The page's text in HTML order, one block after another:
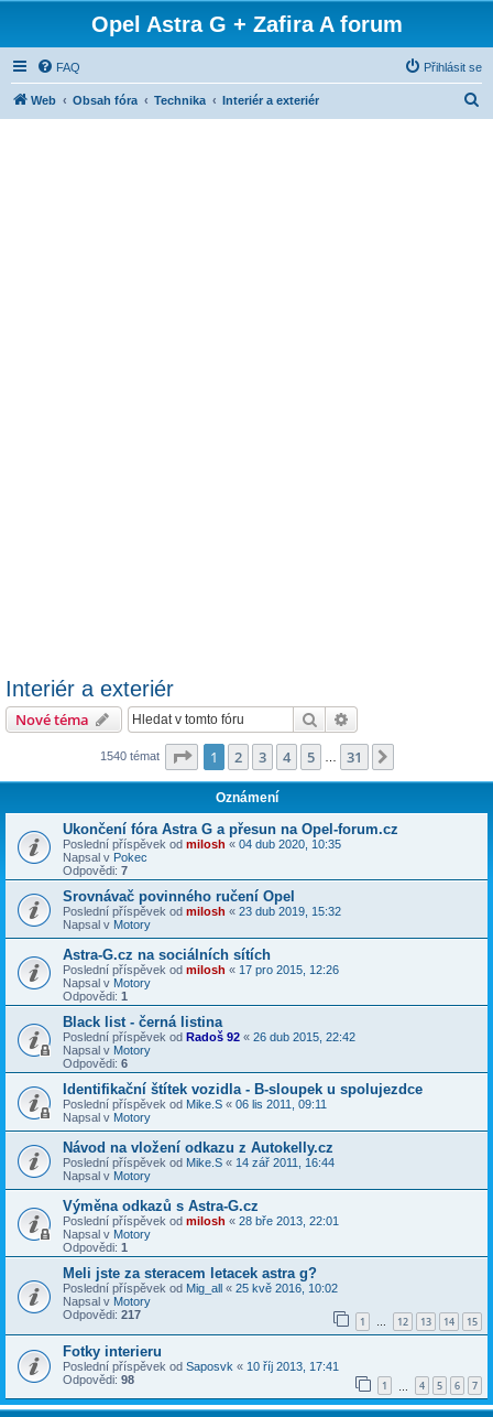
Opel Astra G + Zafira A forum
FAQ Přihlásit se
Web Obsah fóra Technika Interiér a exteriér
Interiér a exteriér
Nové téma Hledat
1540 témat Stránka z 31
1 2 3 4 5 31
Oznámení
Ukončení fóra Astra G a přesun na Opel-forum.cz
Poslední příspěvek od milosh « 04 dub 2020, 10:35
Napsal v Pokec
Odpovědi: 7
Srovnávač povinného ručení Opel
Poslední příspěvek od milosh « 23 dub 2019, 15:32
Napsal v Motory
Astra-G.cz na sociálních sítích
Poslední příspěvek od milosh « 17 pro 2015, 12:26
Napsal v Motory
Odpovědi: 1
Black list - černá listina
Poslední příspěvek od Radoš 92 « 26 dub 2015, 22:42
Napsal v Motory
Odpovědi: 6
Identifikační štítek vozidla - B-sloupek u spolujezdce
Poslední příspěvek od Mike.S « 06 lis 2011, 09:11
Napsal v Motory
Návod na vložení odkazu z Autokelly.cz
Poslední příspěvek od Mike.S « 14 zář 2011, 16:44
Napsal v Motory
Výměna odkazů s Astra-G.cz
Poslední příspěvek od milosh « 28 bře 2013, 22:01
Napsal v Motory
Odpovědi: 1
Meli jste za steracem letacek astra g?
Poslední příspěvek od Mig_all « 25 kvě 2016, 10:02
Napsal v Motory
Odpovědi: 217 1 … 12 13 14 15
Fotky interieru
Poslední příspěvek od Saposvk « 10 říj 2013, 17:41
Odpovědi: 98 1 4 5 6 7